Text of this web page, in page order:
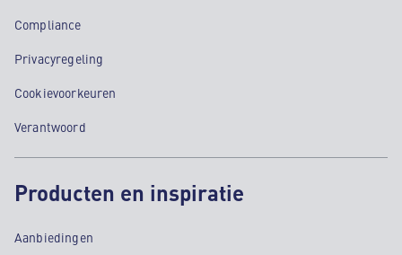
Compliance
Privacyregeling
Cookievoorkeuren
Verantwoord
Producten en inspiratie
Aanbiedingen